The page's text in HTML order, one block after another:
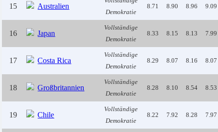
15 Australien
Demokratie
8.71 8.90 8.96 9.09
16 Japan
Vollständige
Demokratie
8.33 8.15 8.13 7.99
17 Costa Rica
Vollständige
Demokratie
8.29 8.07 8.16 8.07
18 Großbritannien
Vollständige
Demokratie
8.28 8.10 8.54 8.53
19 Chile
Vollständige
Demokratie
8.22 7.92 8.28 7.97